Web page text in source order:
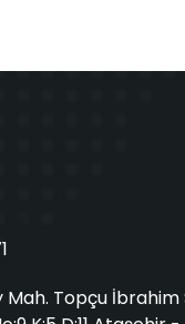
Mah. Topçu İbrahim